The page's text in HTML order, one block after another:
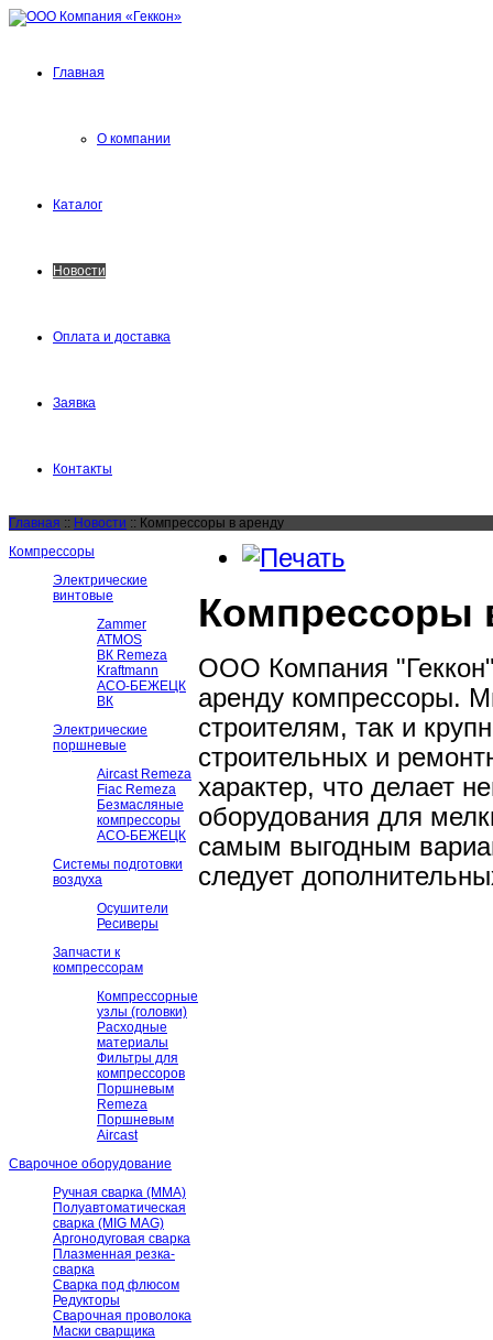
Главная
О компании
Каталог
Новости
Оплата и доставка
Заявка
Контакты
Главная :: Новости :: Компрессоры в аренду
Компрессоры
Электрические
винтовые
Zammer
ATMOS
ВК Remeza
Kraftmann
АСО-БЕЖЕЦК
ВК
Электрические
поршневые
Aircast Remeza
Fiac Remeza
Безмасляные
компрессоры
АСО-БЕЖЕЦК
Системы подготовки
воздуха
Осушители
Ресиверы
Запчасти к
компрессорам
Компрессорные
узлы (головки)
Расходные
материалы
Фильтры для
компрессоров
Поршневым
Remeza
Поршневым
Aircast
Сварочное оборудование
Ручная сварка (ММА)
Полуавтоматическая
сварка (MIG MAG)
Аргонодуговая сварка
Плазменная резка-
сварка
Сварка под флюсом
Редукторы
Сварочная проволока
Маски сварщика
Компрессоры
ООО Компания "Геккон"
аренду компрессоры.
строителям, так и
строительных и
характер, что делает
оборудования для
самым выгодным
следует